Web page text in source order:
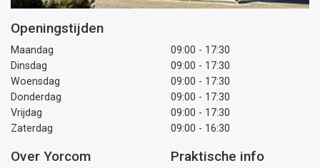
Openingstijden
Maandag
09:00 - 17:30
Dinsdag
09:00 - 17:30
Woensdag
09:00 - 17:30
Donderdag
09:00 - 17:30
Vrijdag
09:00 - 17:30
Zaterdag
09:00 - 16:30
Over Yorcom Praktische info